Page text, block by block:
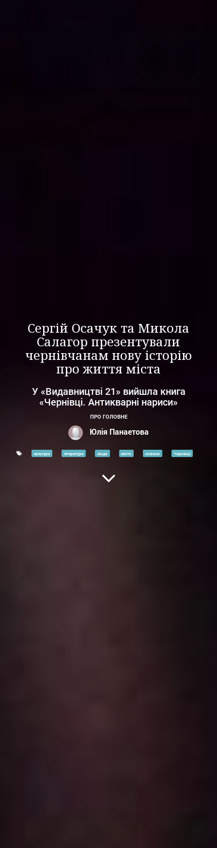
Сергій Осачук та Микола
Салагор презентували
чернівчанам нову історію
про життя міста
У «Видавництві 21» вийшла книга
«Чернівці. Антикварні нариси»
ПРО ГОЛОВНЕ
Юлія Панаетова
культура література люди місто новини Чернівці